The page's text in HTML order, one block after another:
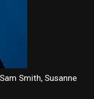
Smith, Susanne